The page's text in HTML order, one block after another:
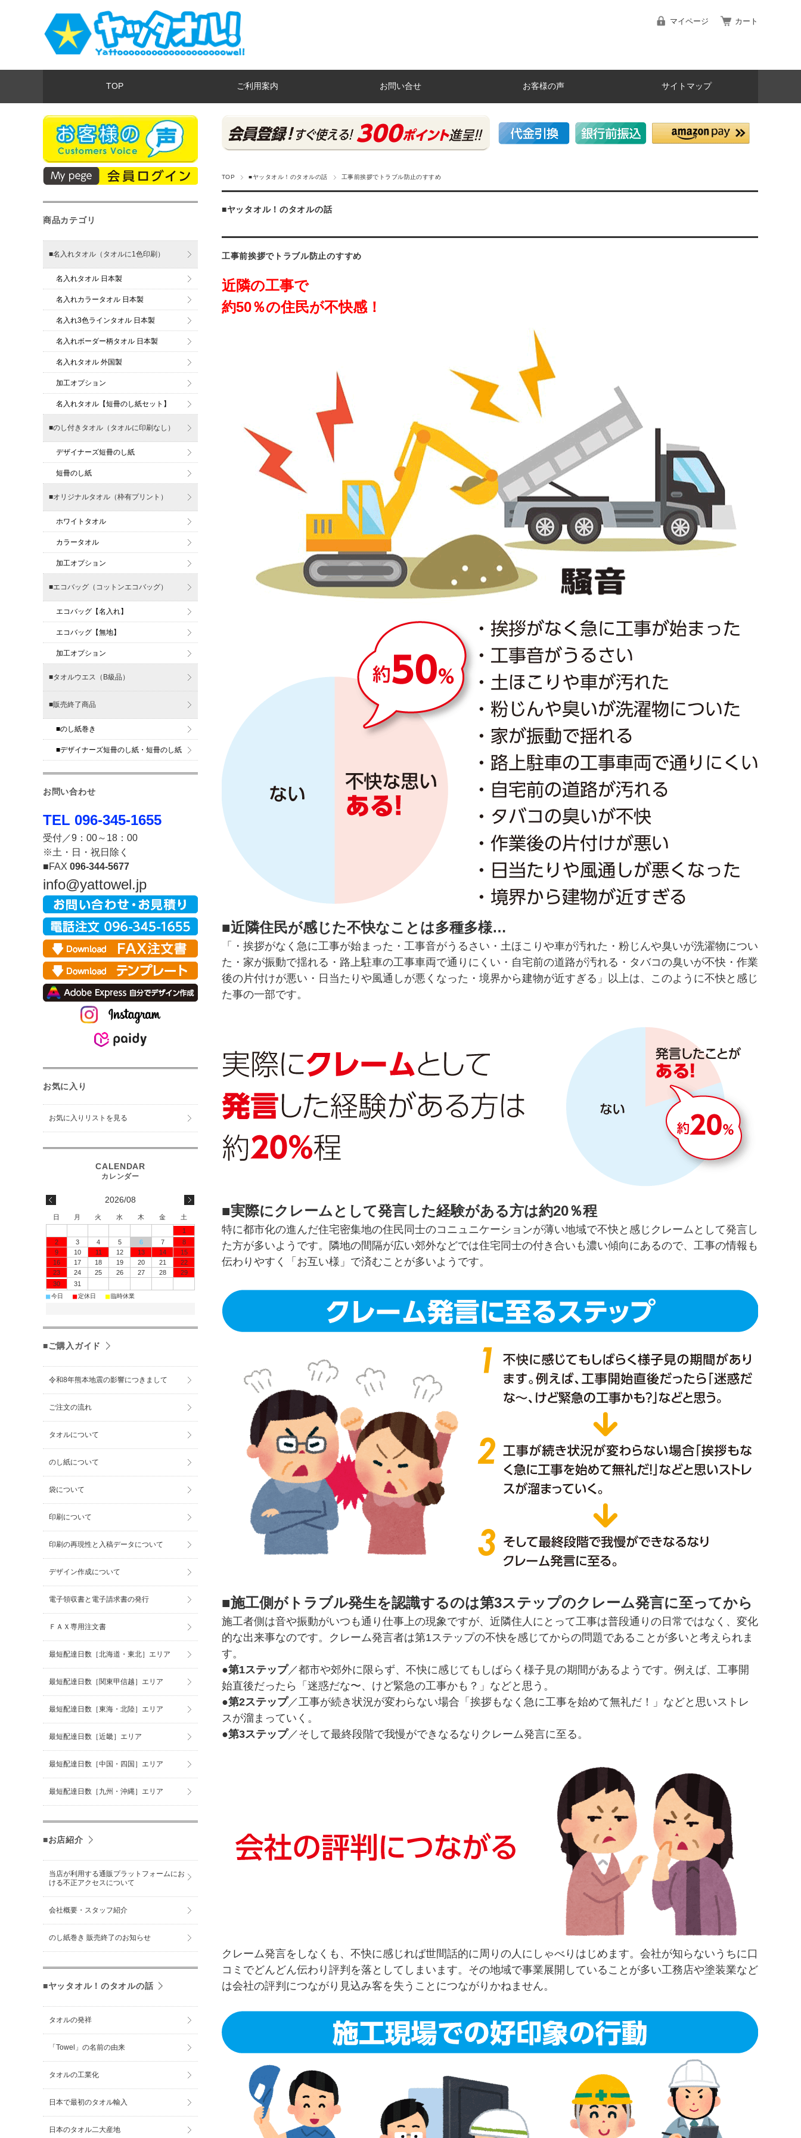
マイページ カート
TOP ご利用案内 お問い合せ お客様の声 サイトマップ
TOP ■ヤッタオル！のタオルの話 工事前挨拶でトラブル防止のすすめ
■ヤッタオル！のタオルの話
工事前挨拶でトラブル防止のすすめ
近隣の工事で
約50％の住民が不快感！
■近隣住民が感じた不快なことは多種多様…
「・挨拶がなく急に工事が始まった・工事音がうるさい・土ほこりや車が汚れた・粉じんや臭いが洗濯物につい
た・家が振動で揺れる・路上駐車の工事車両で通りにくい・自宅前の道路が汚れる・タバコの臭いが不快・作業
後の片付けが悪い・日当たりや風通しが悪くなった・境界から建物が近すぎる」以上は、このように不快と感じ
た事の一部です。
■実際にクレームとして発言した経験がある方は約20％程
特に都市化の進んだ住宅密集地の住民同士のコニュニケーションが薄い地域で不快と感じクレームとして発言し
た方が多いようです。隣地の間隔が広い郊外などでは住宅同士の付き合いも濃い傾向にあるので、工事の情報も
伝わりやすく「お互い様」で済むことが多いようです。
■施工側がトラブル発生を認識するのは第3ステップのクレーム発言に至ってから
施工者側は音や振動がいつも通り仕事上の現象ですが、近隣住人にとって工事は普段通りの日常ではなく、変化
的な出来事なのです。クレーム発言者は第1ステップの不快を感じてからの問題であることが多いと考えられま
す。
●第1ステップ／都市や郊外に限らず、不快に感じてもしばらく様子見の期間があるようです。例えば、工事開
始直後だったら「迷惑だな〜、けど緊急の工事かも？」などと思う。
●第2ステップ／工事が続き状況が変わらない場合「挨拶もなく急に工事を始めて無礼だ！」などと思いストレ
スが溜まっていく。
●第3ステップ／そして最終段階で我慢ができなるなりクレーム発言に至る。
クレーム発言をしなくも、不快に感じれば世間話的に周りの人にしゃべりはじめます。会社が知らないうちに口
コミでどんどん伝わり評判を落としてしまいます。その地域で事業展開していることが多い工務店や塗装業など
は会社の評判につながり見込み客を失うことにつながりかねません。
商品カテゴリ
■名入れタオル（タオルに1色印刷）
名入れタオル 日本製
名入れカラータオル 日本製
名入れ3色ラインタオル 日本製
名入れボーダー柄タオル 日本製
名入れタオル 外国製
加工オプション
名入れタオル【短冊のし紙セット】
■のし付きタオル（タオルに印刷なし）
デザイナーズ短冊のし紙
短冊のし紙
■オリジナルタオル（枠有プリント）
ホワイトタオル
カラータオル
加工オプション
■エコバッグ（コットンエコバッグ）
エコバッグ【名入れ】
エコバッグ【無地】
加工オプション
■タオルウエス（B級品）
■販売終了商品
■のし紙巻き
■デザイナーズ短冊のし紙・短冊のし紙
お問い合わせ
TEL 096-345-1655
受付／9：00～18：00
※土・日・祝日除く
■FAX 096-344-5677
info@yattowel.jp
お気に入り
お気に入りリストを見る
2026/08
日 月 火 水 木 金
土
1
2
3 4 5 6 7
8
9
10 11 12 13 14
15
16
17 18 19 20 21
22
23
24 25 26 27 28
29
30
31
■今日 ■定休日 ■臨時休業
■ご購入ガイド
令和8年熊本地震の影響につきまして
ご注文の流れ
タオルについて
のし紙について
袋について
印刷について
印刷の再現性と入稿データについて
デザイン作成について
電子領収書と電子請求書の発行
ＦＡＸ専用注文書
最短配達日数［北海道・東北］エリア
最短配達日数［関東甲信越］エリア
最短配達日数［東海・北陸］エリア
最短配達日数［近畿］エリア
最短配達日数［中国・四国］エリア
最短配達日数［九州・沖縄］エリア
■お店紹介
当店が利用する通販プラットフォームにお
ける不正アクセスについて
会社概要・スタッフ紹介
のし紙巻き 販売終了のお知らせ
■ヤッタオル！のタオルの話
タオルの発祥
「Towel」の名前の由来
タオルの工業化
日本で最初のタオル輸入
日本のタオル二大産地